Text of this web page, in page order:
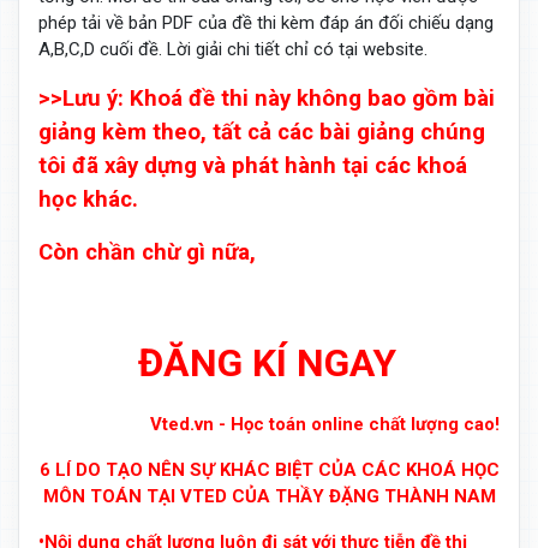
phép tải về bản PDF của đề thi kèm đáp án đối chiếu dạng
A,B,C,D cuối đề. Lời giải chi tiết chỉ có tại website.
>>Lưu ý: Khoá đề thi này không bao gồm bài
giảng kèm theo, tất cả các bài giảng chúng
tôi đã xây dựng và phát hành tại các khoá
học khác.
Còn chần chừ gì nữa,
ĐĂNG KÍ NGAY
Vted.vn - Học toán online chất lượng cao!
6 LÍ DO TẠO NÊN SỰ KHÁC BIỆT CỦA CÁC KHOÁ HỌC
MÔN TOÁN TẠI VTED CỦA THẦY ĐẶNG THÀNH NAM
•Nội dung chất lượng luôn đi sát với thực tiễn đề thi